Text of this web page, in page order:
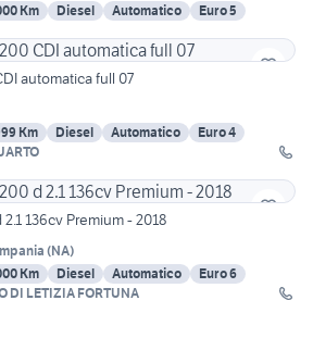
Km Diesel Automatico
Euro 5
automatica full 07
Km Diesel Automatico
Euro 4
136cv Premium - 2018
(NA)
Km Diesel Automatico
Euro 6
DI LETIZIA FORTUNA